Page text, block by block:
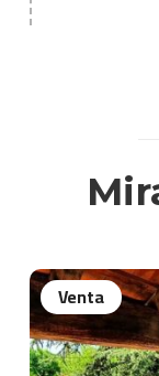
Venta